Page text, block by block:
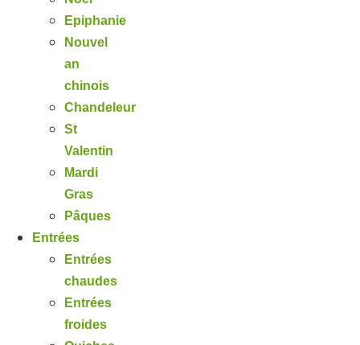
Epiphanie
Nouvel
an
chinois
Chandeleur
St
Valentin
Mardi
Gras
Pâques
Entrées
Entrées
chaudes
Entrées
froides